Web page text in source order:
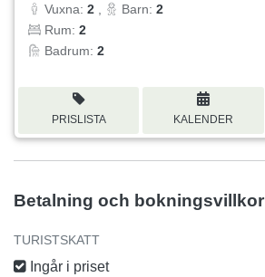
Vuxna: 2 Barn: 2
Rum: 2
Badrum: 2
PRISLISTA KALENDER
Betalning och bokningsvillkor
TURISTSKATT
Ingår i priset